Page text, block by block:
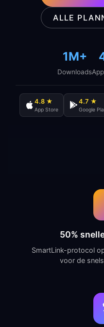
ALLE
1M+
Downloads
4.8 ★
App Store
4.7 ★
Google
50%
SmartLink-protocol
voor de